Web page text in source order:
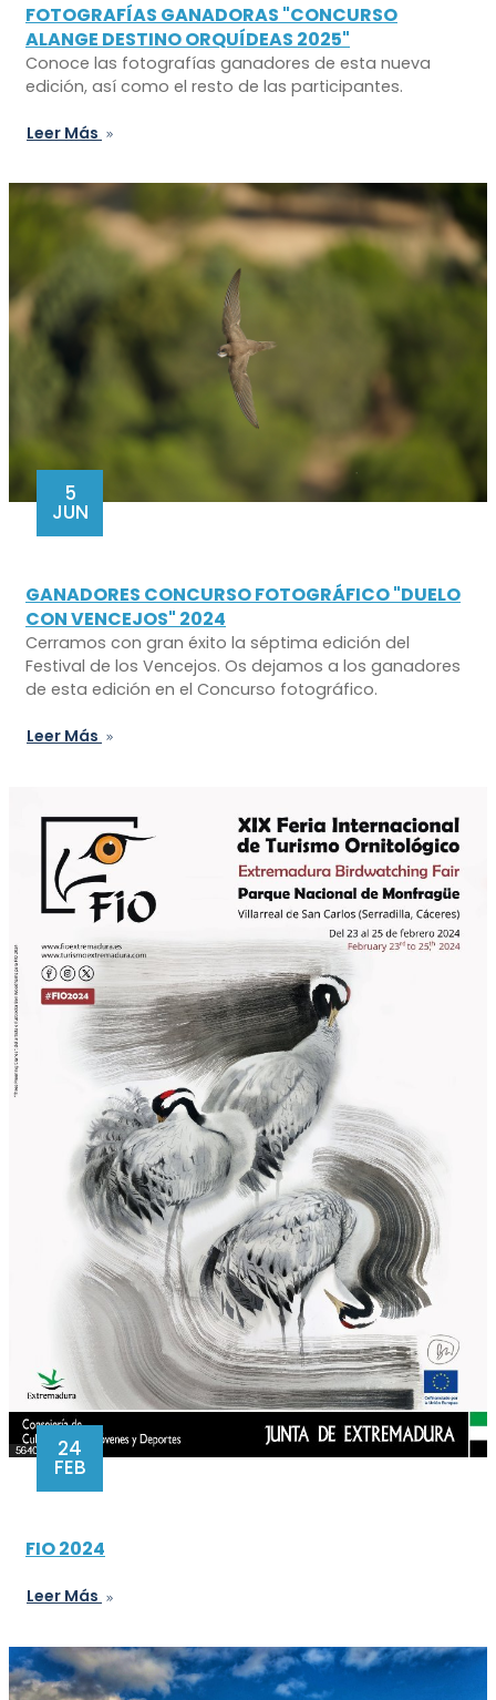
FOTOGRAFÍAS GANADORAS "CONCURSO
ALANGE DESTINO ORQUÍDEAS 2025"
Conoce las fotografías ganadores de esta nueva
edición, así como el resto de las participantes.
Leer Más
5
JUN
GANADORES CONCURSO FOTOGRÁFICO "DUELO
CON VENCEJOS" 2024
Cerramos con gran éxito la séptima edición del
Festival de los Vencejos. Os dejamos a los ganadores
de esta edición en el Concurso fotográfico.
Leer Más
24
FEB
FIO 2024
Leer Más